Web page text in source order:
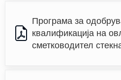
Програма за
квалификација на
сметководител